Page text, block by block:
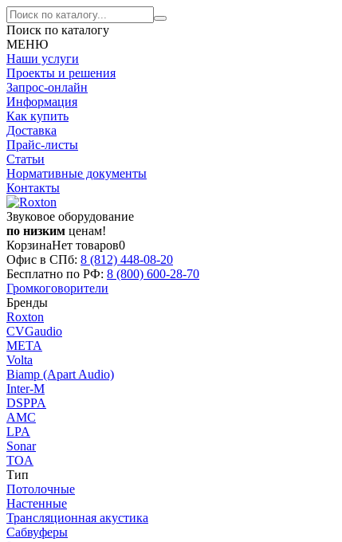
Поиск по каталогу
МЕНЮ
Наши услуги
Проекты и решения
Запрос-онлайн
Информация
Как купить
Доставка
Прайс-листы
Статьи
Нормативные документы
Контакты
Звуковое оборудование
по низким ценам!
КорзинаНет товаров0
Офис в СПб: 8 (812) 448-08-20
Бесплатно по РФ: 8 (800) 600-28-70
Громкоговорители
Бренды
Roxton
CVGaudio
МЕТА
Volta
Biamp (Apart Audio)
Inter-M
DSPPA
AMC
LPA
Sonar
TOA
Тип
Потолочные
Настенные
Трансляционная акустика
Сабвуферы